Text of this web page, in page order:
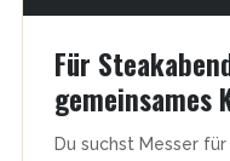
Für
gemeinsames
Du suchst Messer für